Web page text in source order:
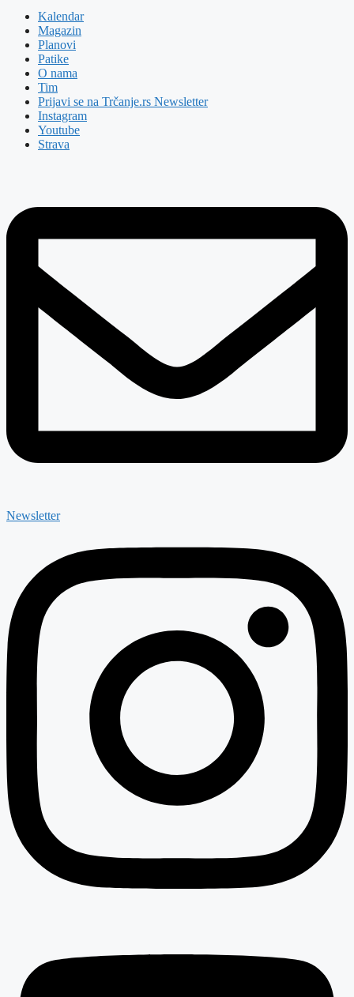
Kalendar
Magazin
Planovi
Patike
O nama
Tim
Prijavi se na Trčanje.rs Newsletter
Instagram
Youtube
Strava
Newsletter